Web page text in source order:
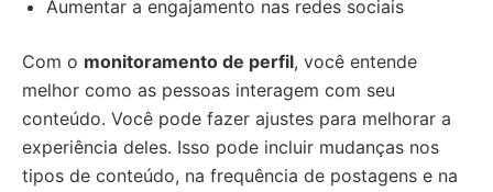
Aumentar a engajamento nas redes sociais
Com o monitoramento de perfil, você entende
melhor como as pessoas interagem com seu
conteúdo. Você pode fazer ajustes para melhorar a
experiência deles. Isso pode incluir mudanças nos
tipos de conteúdo, na frequência de postagens e na